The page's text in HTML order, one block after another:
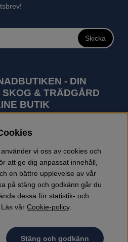
Skicka
- DIN
& TRÄDGÅRD
BUTIK
som skogsmaskiner och
finns bl.a. robotgräsklippare,
riders, åkgräsklippare,
häcksaxar, lövblåsar,
och arbetskläder.
leveranser av Husqvarna
produkter.
vi oss av cookies och
att ge dig anpassat innehåll,
en bättre upplevelse av vår
på stäng och godkänn går du
dessa för statistik- och
vår Cookie-policy.
Stäng och godkänn